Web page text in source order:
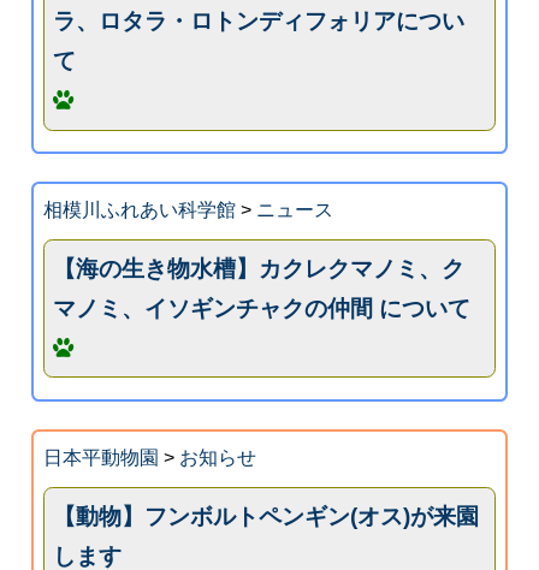
ラ、ロタラ・ロトンディフォリアについ
て
相模川ふれあい科学館> ニュース
【海の生き物水槽】カクレクマノミ、ク
マノミ、イソギンチャクの仲間 について
日本平動物園 > お知らせ
【動物】フンボルトペンギン(オス)が来園
します